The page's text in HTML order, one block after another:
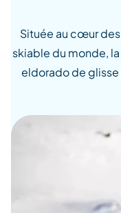
Située au cœur
skiable du monde,
eldorado de glisse